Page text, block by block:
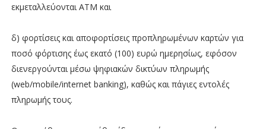
εκμεταλλεύονται ΑΤΜ και
δ) φορτίσεις και αποφορτίσεις προπληρωμένων καρτών για
ποσό φόρτισης έως εκατό (100) ευρώ ημερησίως, εφόσον
διενεργούνται μέσω ψηφιακών δικτύων πληρωμής
(web/mobile/internet banking), καθώς και πάγιες εντολές
πληρωμής τους.